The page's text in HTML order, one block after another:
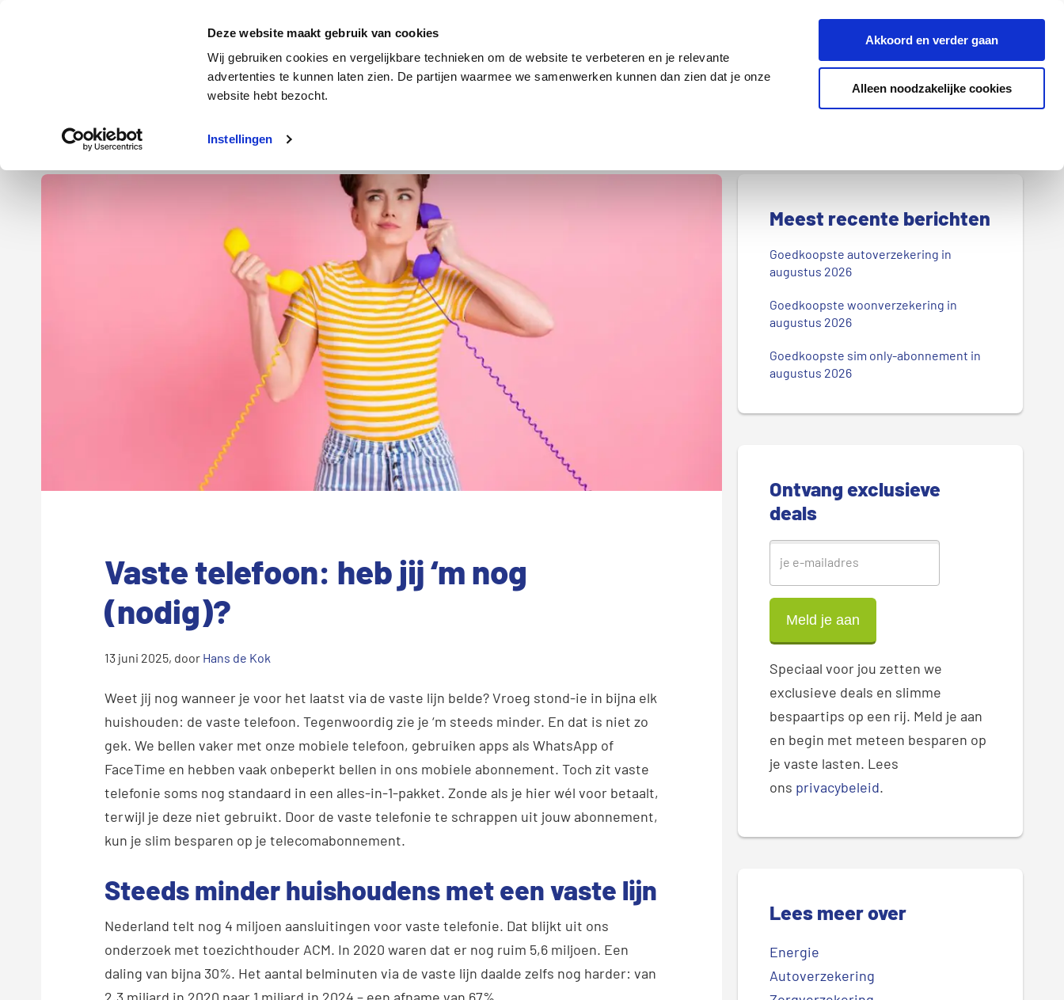
Deze website maakt gebruik van cookies
Wij gebruiken cookies en vergelijkbare technieken om de website te verbeteren en je relevante
advertenties te kunnen laten zien. De partijen waarmee we samenwerken kunnen dan zien dat je onze
website hebt bezocht.
Instellingen
Akkoord en verder gaan
Alleen noodzakelijke cookies
Energie Verzekeringen Internet en tv
Z
e
k
d
n
b
o
g
.
.
Energie Autoverzekering
Vaste telefoon: heb jij ‘m nog
(nodig)?
13 juni 2025, door Hans de Kok
Weet jij nog wanneer je voor het laatst via de vaste lijn belde? Vroeg stond-ie in bijna elk
huishouden: de vaste telefoon. Tegenwoordig zie je ‘m steeds minder. En dat is niet zo
gek. We bellen vaker met onze mobiele telefoon, gebruiken apps als WhatsApp of
FaceTime en hebben vaak onbeperkt bellen in ons mobiele abonnement. Toch zit vaste
telefonie soms nog standaard in een alles-in-1-pakket. Zonde als je hier wél voor betaalt,
terwijl je deze niet gebruikt. Door de vaste telefonie te schrappen uit jouw abonnement,
kun je slim besparen op je telecomabonnement.
Steeds minder huishoudens met een vaste lijn
Nederland telt nog 4 miljoen aansluitingen voor vaste telefonie. Dat blijkt uit ons
onderzoek met toezichthouder ACM. In 2020 waren dat er nog ruim 5,6 miljoen. Een
daling van bijna 30%. Het aantal belminuten via de vaste lijn daalde zelfs nog harder: van
2,3 miljard in 2020 naar 1 miljard in 2024 – een afname van 67%.
P
e
Meest recente berichten
Goedkoopste autoverzekering in
augustus 2026
Goedkoopste woonverzekering in
augustus 2026
Goedkoopste sim only-abonnement in
augustus 2026
Ontvang exclusieve
deals
Speciaal voor jou zetten we
exclusieve deals en slimme
bespaartips op een rij. Meld je aan
en begin met meteen besparen op
je vaste lasten. Lees
ons privacybeleid.
Lees meer over
Energie
Autoverzekering